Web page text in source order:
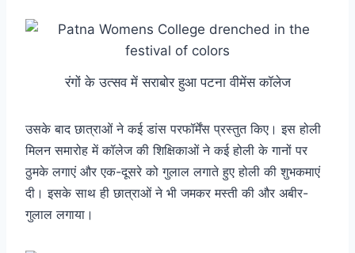
रंगों के उत्सव में सराबोर हुआ पटना वीमेंस कॉलेज
उसके बाद छात्राओं ने कई डांस परफॉर्मेंस प्रस्तुत किए। इस होली
मिलन समारोह में कॉलेज की शिक्षिकाओं ने कई होली के गानों पर
ठुमके लगाएं और एक-दूसरे को गुलाल लगाते हुए होली की शुभकमाएं
दी। इसके साथ ही छात्राओं ने भी जमकर मस्ती की और अबीर-
गुलाल लगाया।